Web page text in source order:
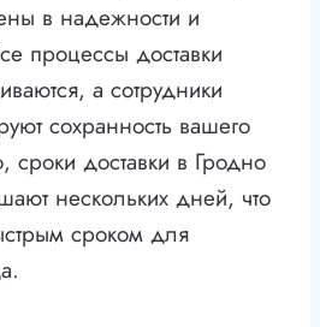
в надежности и
процессы доставки
а сотрудники
сохранность вашего
сроки доставки в Гродно
нескольких дней, что
сроком для